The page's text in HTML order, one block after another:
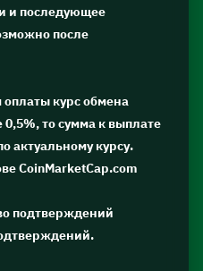
и последующее
после
оплаты курс обмена
то сумма к выплате
актуальному курсу.
CoinMarketCap.com
подтверждений